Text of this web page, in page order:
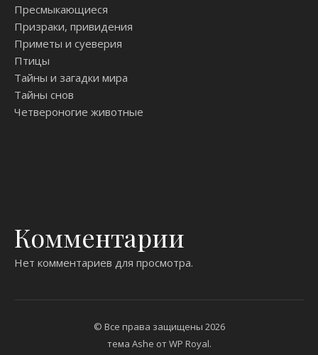
Пресмыкающиеся
Призраки, привидения
Приметы и суеверия
Птицы
Тайны и загадки мира
Тайны снов
Четвероногие животные
Комментарии
Нет комментариев для просмотра.
© Все права защищены 2026
тема Ashe отWP Royal.